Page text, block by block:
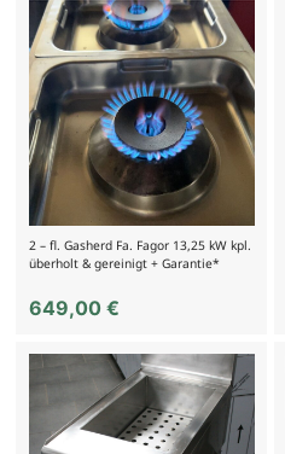
2 – fl. Gasherd Fa. Fagor 13,25 kW kpl.
überholt & gereinigt + Garantie*
649,00 €